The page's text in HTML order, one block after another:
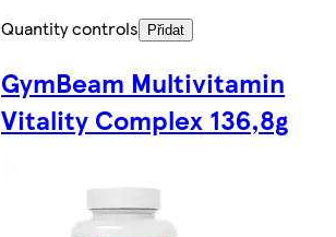
Quantity controls
Přidat
GymBeam Multivitamin
Vitality Complex 136,8g